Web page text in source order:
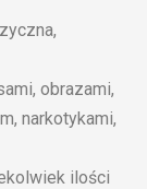
obrazami,
narkotykami,
ilości